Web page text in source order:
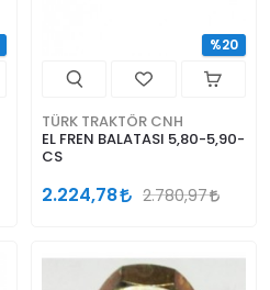
TÜRK TRAKTÖR CNH
EL FREN BALATASI 5,80-5,90-
CS
2.224,78 2.780,97
%20